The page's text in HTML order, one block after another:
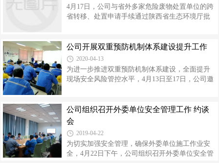
库、干渣堆场防渗绿化及监测井使用，在线监测
装置定期标定及运行，废水零排放及事故池管
作方面取得的成绩，并对个别薄弱环节提出改进
建议。副总经理高利平对环境监察支队的肯定表
4月17日，公司与省外多家危险废物处置单位的跨
省转移、处置申请手续通过陕西省生态环境厅批
办理流程复杂，外省审批要求不统一，加之受新
冠肺炎疫情影响，普遍推迟复工，导致公司办理
跨省转移批复时间周期不断延长。若相关手续长
时间得不到批复，公司危险废物库存会逐步增
部不等不靠，主动“出击”，通过多种渠道，积极与
陕西省生态环境厅和外省审批机关沟通对
公司开展双重预防机制体系建设提升工作
2020-04-13
为进一步推进双重预防机制体系建设，全面提升
现场安全风险管控水平，4月13日至17日，公司邀
行双体系建设专题培训。培训主要就双重预防机
制体系建设内容、相关规范要求等进行解读。相
泰专家进行了一对一交流学习。双重预防机制体
系建设是提升公司安全基础管理水平，进一步做
实、做细风险分级管控和隐患排查治理工作，保
公司组织召开外委单位安全管理工作 约谈
会
2019-04-22
为切实加强安全管理，确保外委单位施工作业安
全，4月22日下午，公司组织召开外委单位安全管